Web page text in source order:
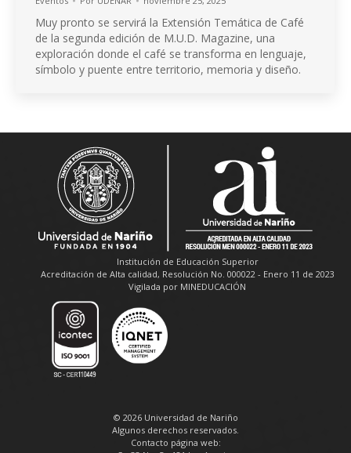
Muy pronto se servirá la Extensión Temática de Café
de la segunda edición de M.U.D. Magazine, una
exploración donde el café se transforma en lenguaje,
símbolo y puente entre territorio, memoria y diseño.
Institución de Educación Superior
Acreditación de Alta calidad, Resolución No. 000022 - Enero 11 de 2023
Vigilada por MINEDUCACIÓN
© 2026 Universidad de Nariño
Algunos derechos reservados.
Contacto página web: